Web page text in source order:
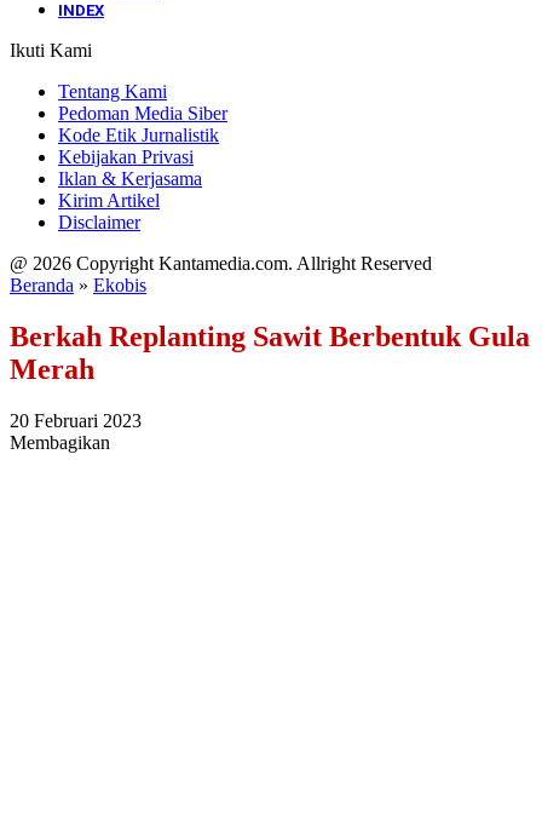
INDEX
Ikuti Kami
Tentang Kami
Pedoman Media Siber
Kode Etik Jurnalistik
Kebijakan Privasi
Iklan & Kerjasama
Kirim Artikel
Disclaimer
@ 2026 Copyright Kantamedia.com. Allright Reserved
Beranda » Ekobis
Berkah Replanting Sawit Berbentuk Gula
Merah
20 Februari 2023
Membagikan